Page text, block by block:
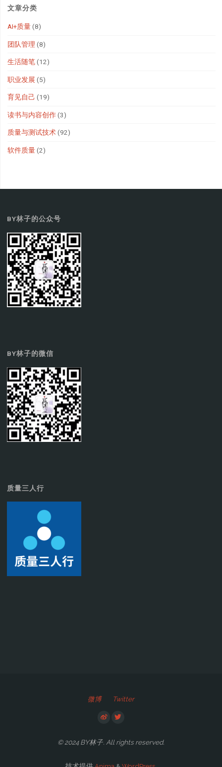
文章分类
AI+质量(8)
团队管理 (8)
生活随笔(12)
职业发展 (5)
育见自己 (19)
读书与内容创作(3)
质量与测试技术(92)
软件质量(2)
BY林子的公众号
BY林子的微信
质量三人行
微博 Twitter
© 2024 BY林子. All rights reserved.